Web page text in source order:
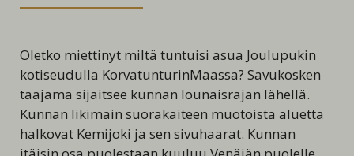
Oletko miettinyt miltä tuntuisi asua Joulupukin
kotiseudulla KorvatunturinMaassa? Savukosken
taajama sijaitsee kunnan lounaisrajan lähellä.
Kunnan likimain suorakaiteen muotoista aluetta
halkovat Kemijoki ja sen sivuhaarat. Kunnan